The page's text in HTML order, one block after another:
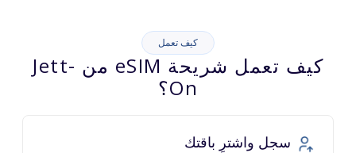
كيف تعمل
كيف تعمل شريحة eSIM من Jett-
On؟
سجل واشترِ باقتك